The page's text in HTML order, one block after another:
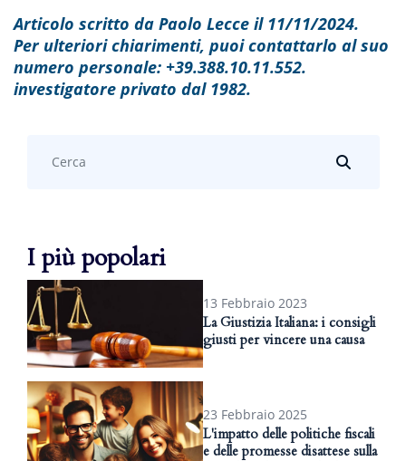
Articolo scritto da Paolo Lecce il 11/11/2024.
Per ulteriori chiarimenti, puoi contattarlo al suo
numero personale: +39.388.10.11.552.
investigatore privato dal 1982.
I più popolari
13 Febbraio 2023
La Giustizia Italiana: i consigli
giusti per vincere una causa
23 Febbraio 2025
L'impatto delle politiche fiscali
e delle promesse disattese sulla